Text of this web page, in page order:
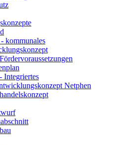
kommunales
Fördervoraussetzungen
Integriertes
Netphen